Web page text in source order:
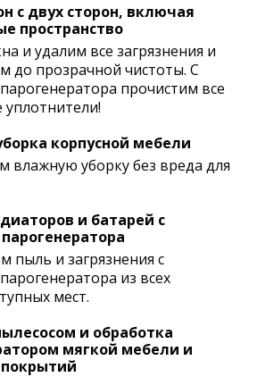
с двух сторон, включая
пространство
и удалим все загрязнения и
до прозрачной чистоты. С
прочистим все
корпусной мебели
влажную уборку без вреда для
и батарей с
пыль и загрязнения с
из всех
мест.
и обработка
мягкой мебели и